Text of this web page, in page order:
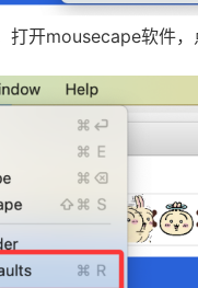
打开mousecape软件